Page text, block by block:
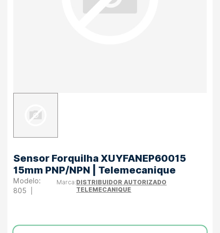
Sensor Forquilha XUYFANEP60015
15mm PNP/NPN | Telemecanique
805
DISTRIBUIDOR AUTORIZADO
TELEMECANIQUE